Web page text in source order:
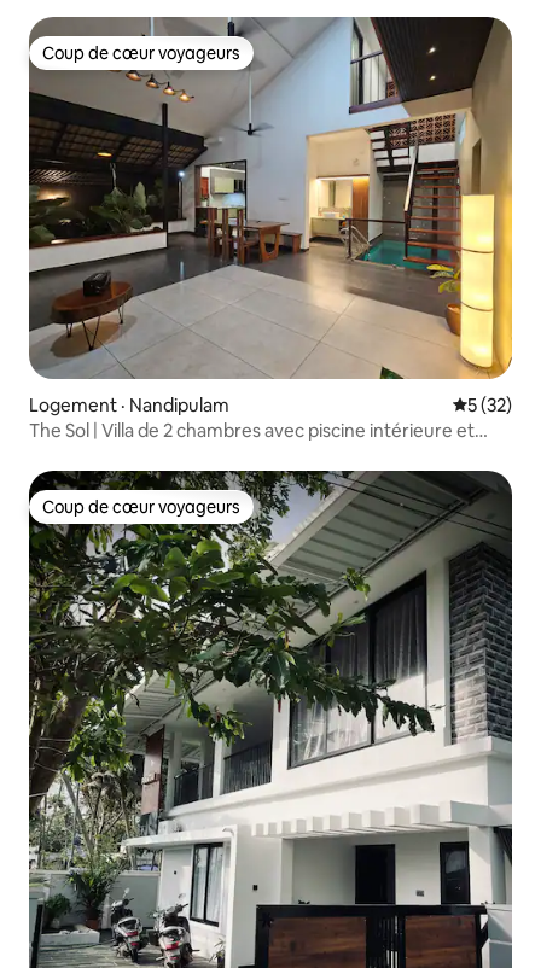
Coup de cœur voyageurs
Coup de cœur voyageurs
Logement · Nandipulam Note
5 (32)
The Sol | Villa de 2 chambres avec piscine intérieure et
Coup de cœur voyageurs
Coup de cœur voyageurs